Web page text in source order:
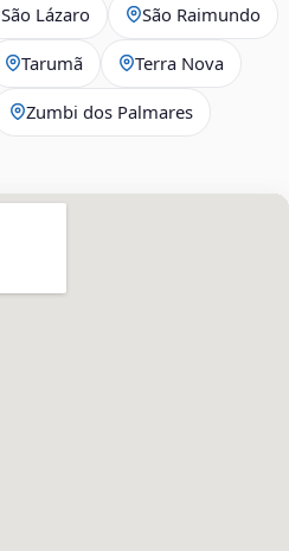
São Lázaro São Raimundo
Tarumã Terra Nova
Zumbi dos Palmares